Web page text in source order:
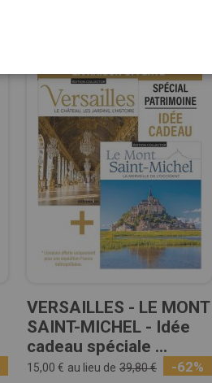
VERSAILLES - LE MONT
SAINT-MICHEL - Idée
cadeau spéciale ...
15,00 € au lieu de 39,80 € -62%